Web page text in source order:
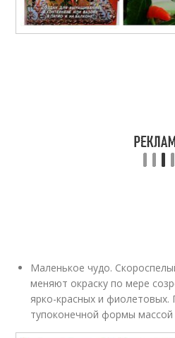
Маленькое чудо.
меняют окраску по мере
ярко-красных и фиолетовых.
тупоконечной формы массой